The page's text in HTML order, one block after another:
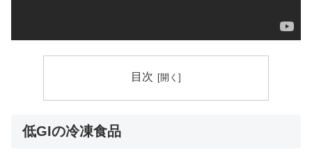
目次
低GIの冷凍食品